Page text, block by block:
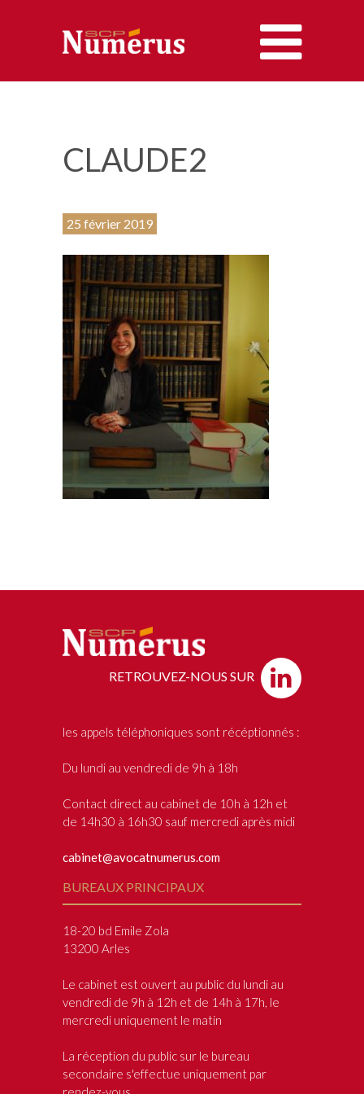
CONTACT
CLAUDE2
25 février 2019
RETROUVEZ-NOUS SUR
les appels téléphoniques sont récéptionnés :
Du lundi au vendredi de 9h à 18h
Contact direct au cabinet de 10h à 12h et
de 14h30 à 16h30 sauf mercredi après midi
cabinet@avocatnumerus.com
BUREAUX PRINCIPAUX
18-20 bd Emile Zola
13200 Arles
Le cabinet est ouvert au public du lundi au
vendredi de 9h à 12h et de 14h à 17h, le
mercredi uniquement le matin
La réception du public sur le bureau
secondaire s'effectue uniquement par